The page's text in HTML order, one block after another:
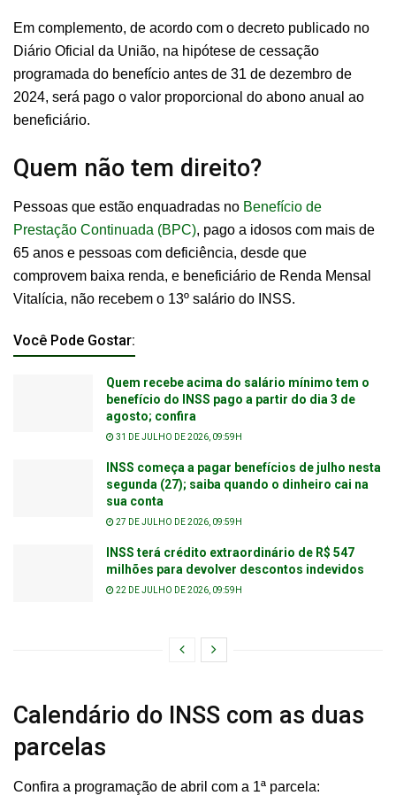
Em complemento, de acordo com o decreto publicado no
Diário Oficial da União, na hipótese de cessação
programada do benefício antes de 31 de dezembro de
2024, será pago o valor proporcional do abono anual ao
beneficiário.
Quem não tem direito?
Pessoas que estão enquadradas no Benefício de
Prestação Continuada (BPC), pago a idosos com mais de
65 anos e pessoas com deficiência, desde que
comprovem baixa renda, e beneficiário de Renda Mensal
Vitalícia, não recebem o 13º salário do INSS.
Você Pode Gostar:
Quem recebe acima do salário mínimo tem o
benefício do INSS pago a partir do dia 3 de
agosto; confira
31 DE JULHO DE 2026, 09:59H
INSS começa a pagar benefícios de julho nesta
segunda (27); saiba quando o dinheiro cai na
sua conta
27 DE JULHO DE 2026, 09:59H
INSS terá crédito extraordinário de R$ 547
milhões para devolver descontos indevidos
22 DE JULHO DE 2026, 09:59H
Calendário do INSS com as duas
parcelas
Confira a programação de abril com a 1ª parcela: